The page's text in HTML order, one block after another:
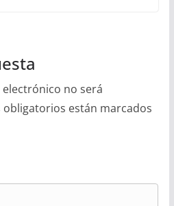
no será
obligatorios están marcados